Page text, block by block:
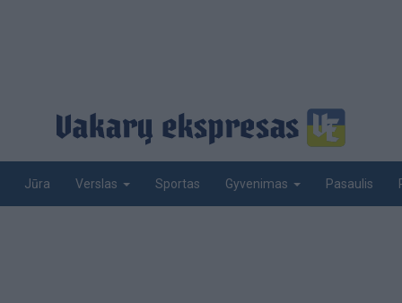
Jūra Verslas Sportas Gyvenimas Pasaulis